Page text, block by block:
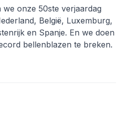
we onze 50ste verjaardag
België, Luxemburg,
en Spanje. En we doen
bellenblazen te breken.